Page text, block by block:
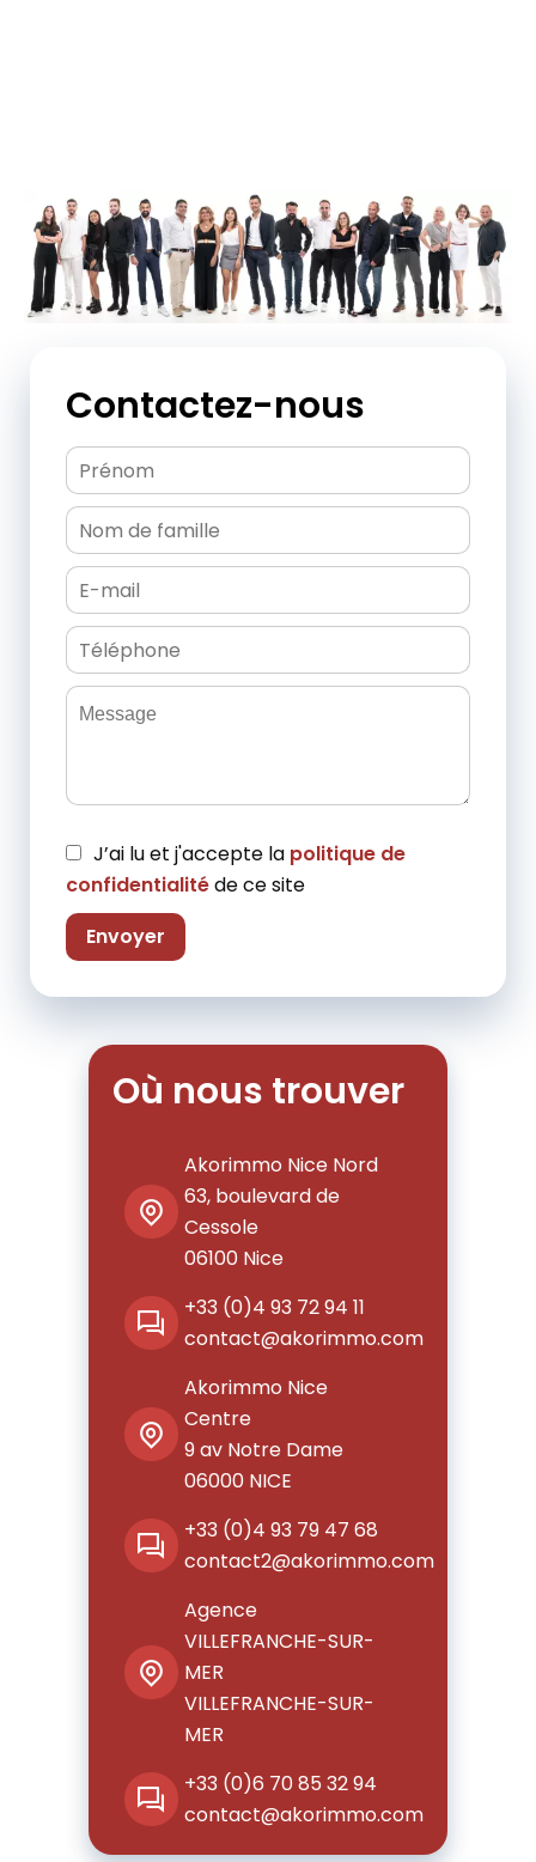
Contactez-nous
J’ai lu et j'accepte la politique de
confidentialitéde ce site
Envoyer
Où nous trouver
Akorimmo Nice Nord
63, boulevard de
Cessole
06100 Nice
+33 (0)4 93 72 94 11
contact@akorimmo.com
Akorimmo Nice
Centre
9 av Notre Dame
06000 NICE
+33 (0)4 93 79 47 68
contact2@akorimmo.com
Agence
VILLEFRANCHE-SUR-
MER
VILLEFRANCHE-SUR-
MER
+33 (0)6 70 85 32 94
contact@akorimmo.com